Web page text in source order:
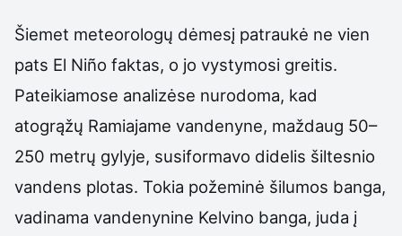
Šiemet meteorologų dėmesį patraukė ne vien
pats El Niño faktas, o jo vystymosi greitis.
Pateikiamose analizėse nurodoma, kad
atogrąžų Ramiajame vandenyne, maždaug 50–
250 metrų gylyje, susiformavo didelis šiltesnio
vandens plotas. Tokia požeminė šilumos banga,
vadinama vandenynine Kelvino banga, juda į